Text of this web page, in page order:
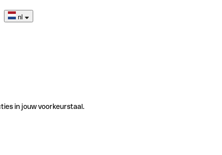
nl
in jouw voorkeurstaal.